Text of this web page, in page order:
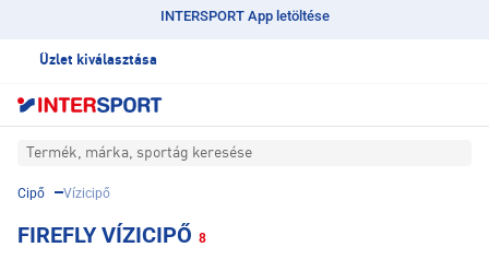
INTERSPORT App letöltése
Üzlet kiválasztása
Termék, márka, sportág keresése
Cipő Vízicipő
FIREFLY VÍZICIPŐ 8